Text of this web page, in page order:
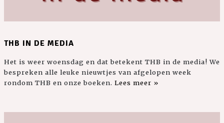
THB IN DE MEDIA
Het is weer woensdag en dat betekent THB in de media! We
bespreken alle leuke nieuwtjes van afgelopen week
rondom THB en onze boeken. Lees meer »